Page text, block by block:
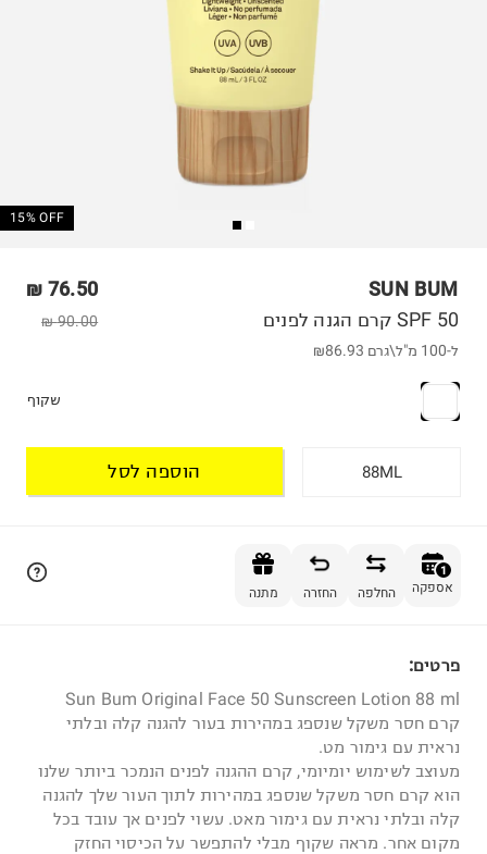
15% OFF
SUN BUM
76.50 ₪
90.00 ₪ SPF 50 קרם הגנה לפנים
₪86.93 ל-100 מ"ל\גרם
שקוף
88ML הוספה לסל
1
אספקה החלפה החזרה מתנה
פרטים:
Sun Bum Original Face 50 Sunscreen Lotion 88 ml
קרם חסר משקל שנספג במהירות בעור להגנה קלה ובלתי
נראית עם גימור מט.
מעוצב לשימוש יומיומי, קרם ההגנה לפנים הנמכר ביותר שלנו
הוא קרם חסר משקל שנספג במהירות לתוך העור שלך להגנה
קלה ובלתי נראית עם גימור מאט. עשוי לפנים אך עובד בכל
מקום אחר. מראה שקוף מבלי להתפשר על הכיסוי החזק